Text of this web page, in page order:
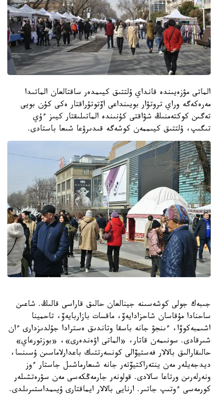
الماتى مۋزەيىندە قانداي ۇلتتىق كيىمدەر ساقتالعان الماتىدا
مەرەكەگە وراي تروتۋار بويىنداعى اۆتوتۇراقتار ەكى كۇن بويى
تەگىن كوكتەمنىڭ شۋاقتى كۇنىندە الماتىلىقتار كيىز ءۇي
تىگىپ، ۇلتتىق كيىممەن كوشەگە قىدىرۋعا شىعا باستادى.
جىبەك جولى كوشەسىنە جينالعان حالىق قاراسى قالىڭ. شاعىن
ساحنادا مۇقاسان شاحزادايەۆ، ماقسات بازاربايەۆ، تاحمينا
اشىمبەكوۆا، ءىنجۋ جانە باسقا وتاندىق ەسترادا جۇلدىزدارى ءان
شىرقادى. سونىمەن قاتار، «الماتى اۋەندەرى»، «بوزتورعاي»
حالىقارالىق بالالار فەستيۆالى كونسەرتتىك باعدارلاماسىن ۇسىنسا،
ديدجەيلەر مەن ينتەراكتيۆتەر جانە شىعارماشىل جاستار ءوز
ونەرلەرىن ورتاعا سالادى. قولونەر جارمەڭكەسى مەن سۋرەتشىلەر
كورمەسى ءوتىپ جاتىر. ارنايى بالالار ايماقتارى ۇيىمداستىرىلدى.